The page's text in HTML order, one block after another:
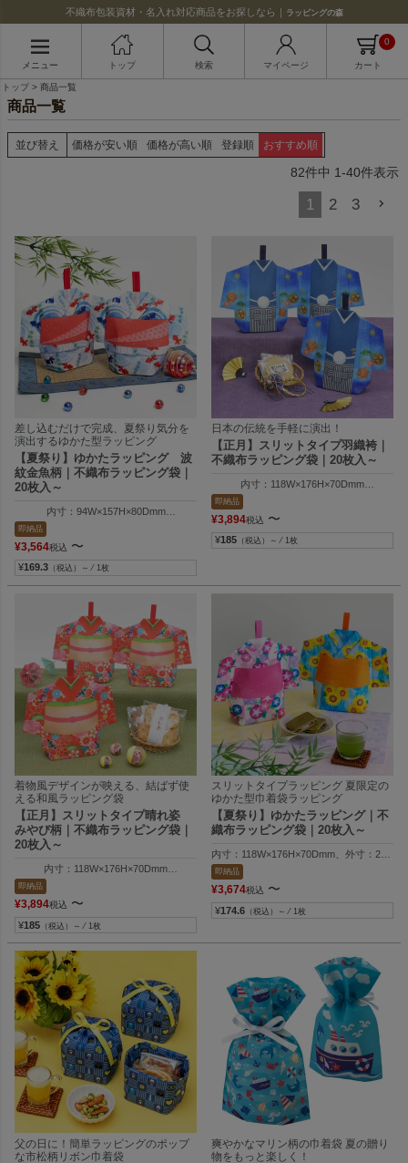
不織布包装資材・名入れ対応商品をお探しなら｜ ラッピングの森
メニュー トップ 検索 マイページ カート
0
トップ 商品一覧
商品一覧
並び替え 価格が安い順 価格が高い順 登録順 おすすめ順
82件中 1-40件表示
1 2 3
差し込むだけで完成、夏祭り気分を
演出するゆかた型ラッピング
【夏祭り】ゆかたラッピング 波
紋金魚柄｜不織布ラッピング袋｜
20枚入～
内寸：94W×157H×80Dmm
外寸：257W×190H×8DGmm
即納品
¥3,564税込 〜
¥169.3 （税込）～ ⁄ 1枚
日本の伝統を手軽に演出！
【正月】スリットタイプ羽織袴｜
不織布ラッピング袋｜20枚入～
内寸：118W×176H×70Dmm
外寸：257W×210H×70Dmm
即納品
¥3,894税込 〜
¥185 （税込）～ ⁄ 1枚
着物風デザインが映える、結ばず使
える和風ラッピング袋
【正月】スリットタイプ晴れ姿
みやび柄｜不織布ラッピング袋｜
20枚入～
内寸：118W×176H×70Dmm
外寸：257W×210H×70Dmm
即納品
¥3,894税込 〜
¥185 （税込）～ ⁄ 1枚
スリットタイプラッピング 夏限定の
ゆかた型巾着袋ラッピング
【夏祭り】ゆかたラッピング｜不
織布ラッピング袋｜20枚入～
内寸：118W×176H×70Dmm、外寸：
※ひまわり縞柄、朝顔市松柄
内寸：116W×176H×70Dmm、外寸：
※朝顔柄
即納品
¥3,674税込 〜
¥174.6 （税込）～ ⁄ 1枚
父の日に！簡単ラッピングのポップ
な市松柄リボン巾着袋
爽やかなマリン柄の巾着袋 夏の贈り
物をもっと楽しく！